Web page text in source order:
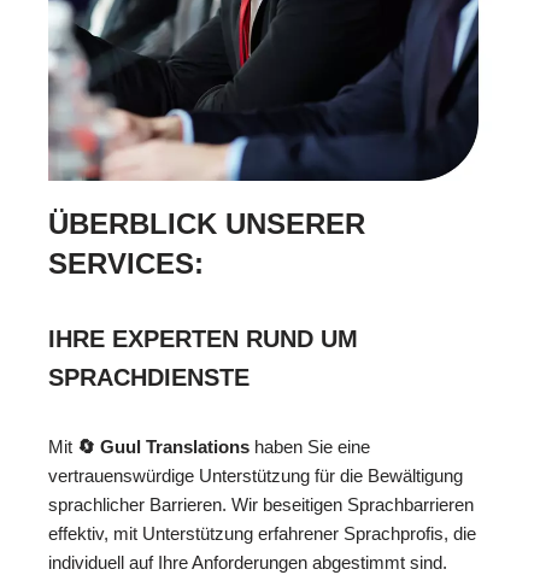
ÜBERBLICK UNSERER
SERVICES:
IHRE EXPERTEN RUND UM
SPRACHDIENSTE
Mit 🔄 Guul Translations haben Sie eine
vertrauenswürdige Unterstützung für die Bewältigung
sprachlicher Barrieren. Wir beseitigen Sprachbarrieren
effektiv, mit Unterstützung erfahrener Sprachprofis, die
individuell auf Ihre Anforderungen abgestimmt sind.